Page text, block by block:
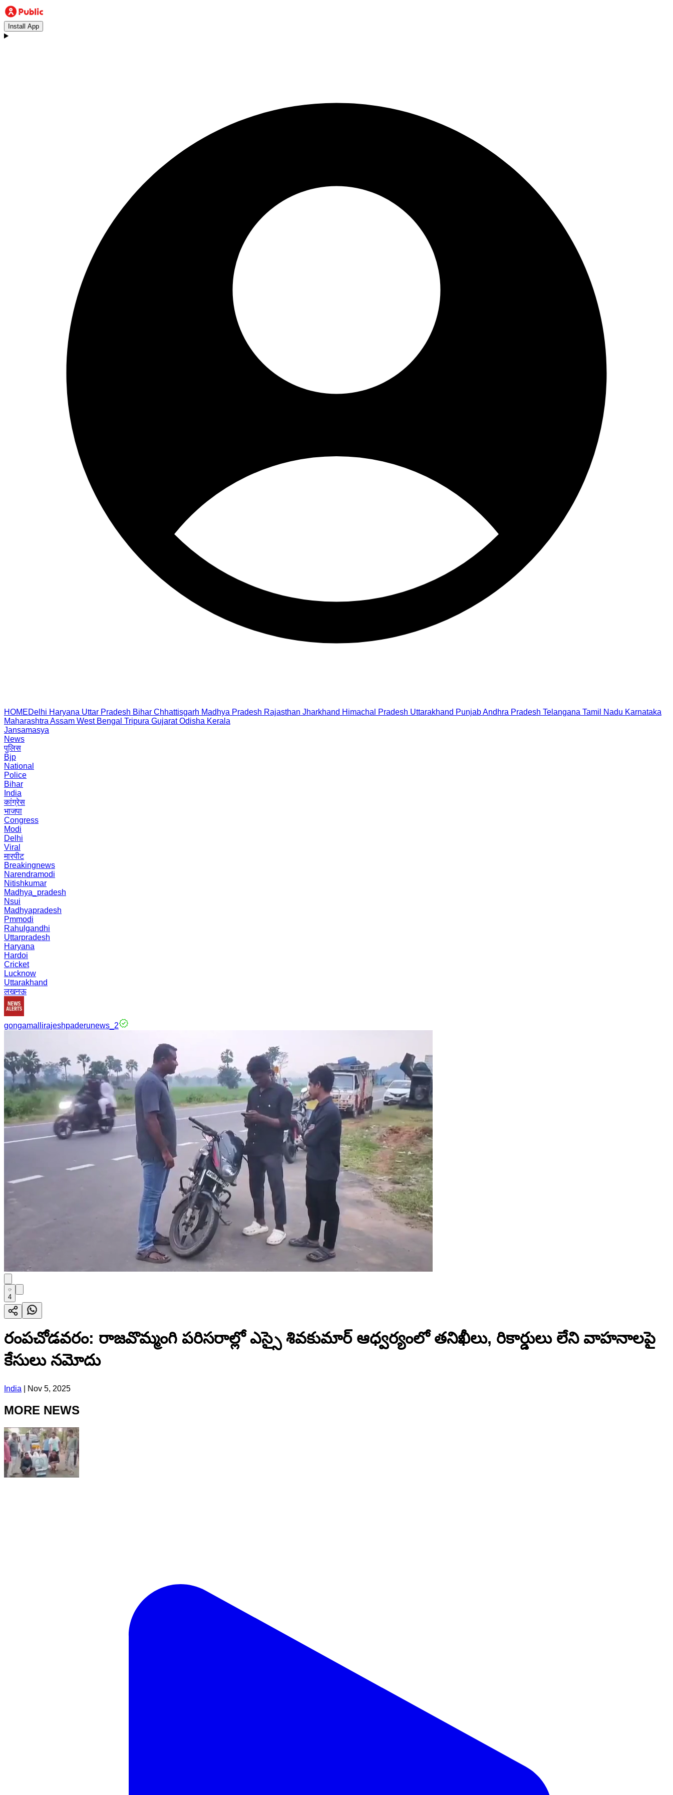
Install App
HOMEDelhi Haryana Uttar Pradesh Bihar Chhattisgarh Madhya Pradesh Rajasthan Jharkhand Himachal Pradesh Uttarakhand PunjabAndhra Pradesh Telangana Tamil Nadu Karnataka
Maharashtra Assam West Bengal Tripura Gujarat Odisha Kerala
Jansamasya
News
पुलिस
Bjp
National
Police
Bihar
India
कांग्रेस
भाजपा
Congress
Modi
Delhi
Viral
मारपीट
Breakingnews
Narendramodi
Nitishkumar
Madhya_pradesh
Nsui
Madhyapradesh
Pmmodi
Rahulgandhi
Uttarpradesh
Haryana
Hardoi
Cricket
Lucknow
Uttarakhand
लखनऊ
gongamallirajeshpaderunews_2
4
రంపచోడవరం: రాజవొమ్మంగి పరిసరాల్లో ఎస్సై శివకుమార్ ఆధ్వర్యంలో తనిఖీలు, రికార్డులు లేని వాహనాలపై
కేసులు నమోదు
India Nov 5, 2025
MORE NEWS